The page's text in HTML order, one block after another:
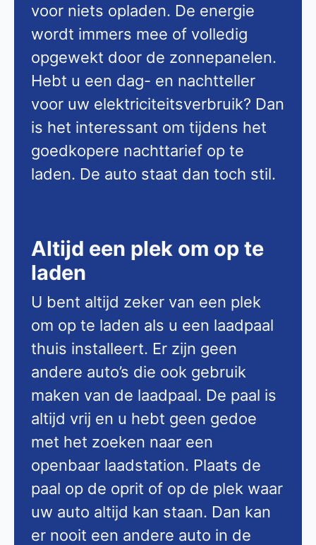
voor niets opladen. De energie
wordt immers mee of volledig
opgewekt door de zonnepanelen.
Hebt u een dag- en nachtteller
voor uw elektriciteitsverbruik? Dan
is het interessant om tijdens het
goedkopere nachttarief op te
laden. De auto staat dan toch stil.
Altijd een plek om op te
laden
U bent altijd zeker van een plek
om op te laden als u een laadpaal
thuis installeert. Er zijn geen
andere auto’s die ook gebruik
maken van de laadpaal. De paal is
altijd vrij en u hebt geen gedoe
met het zoeken naar een
openbaar laadstation. Plaats de
paal op de oprit of op de plek waar
uw auto altijd kan staan. Dan kan
er nooit een andere auto in de